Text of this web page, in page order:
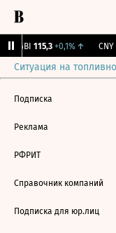
RGBI 115,3 +0,1%↑
Ситуация на
Подписка
Реклама
РФРИТ
Справочник компаний
Подписка для юр.лиц